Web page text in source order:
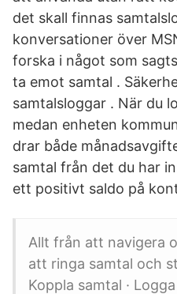
det skall finnas
konversationer över
forska i något som
ta emot samtal .
samtalsloggar . När du
medan enheten
drar både
samtal från det du har
ett positivt saldo på
Allt från att navigera
att ringa samtal och
Koppla samtal ·